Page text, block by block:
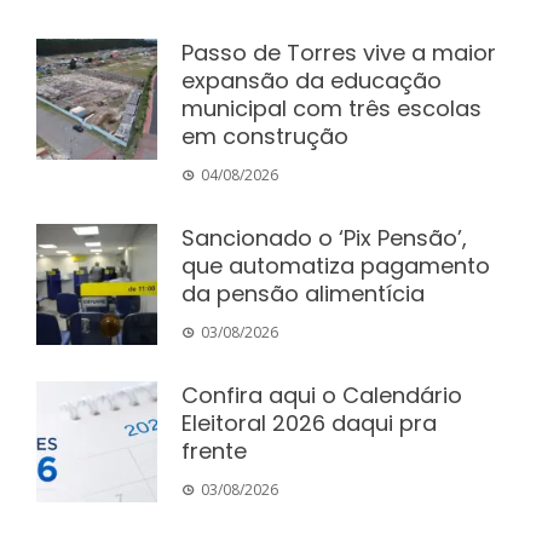
Passo de Torres vive a maior
expansão da educação
municipal com três escolas
em construção
04/08/2026
Sancionado o ‘Pix Pensão’,
que automatiza pagamento
da pensão alimentícia
03/08/2026
Confira aqui o Calendário
Eleitoral 2026 daqui pra
frente
03/08/2026